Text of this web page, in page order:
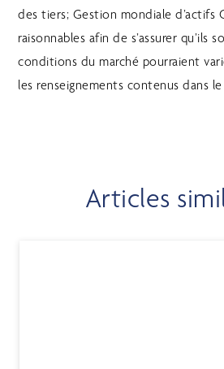
des tiers; Gestion mondiale d’actifs
raisonnables afin de s’assurer qu’ils
conditions du marché pourraient
les renseignements contenus dans
Articles